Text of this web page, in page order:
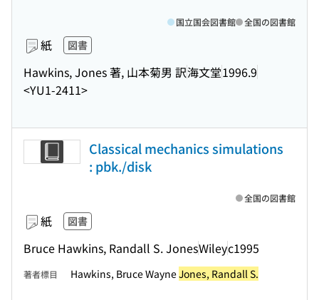
紙 図書
Hawkins, Jones 著, 山本菊男 訳海文堂1996.9
<YU1-2411>
国立国会図書館 全国の図書館
Classical mechanics simulations
: pbk./disk
紙 図書
Bruce Hawkins, Randall S. JonesWileyc1995
全国の図書館
著者標目 Hawkins, Bruce WayneJones, Randall S.